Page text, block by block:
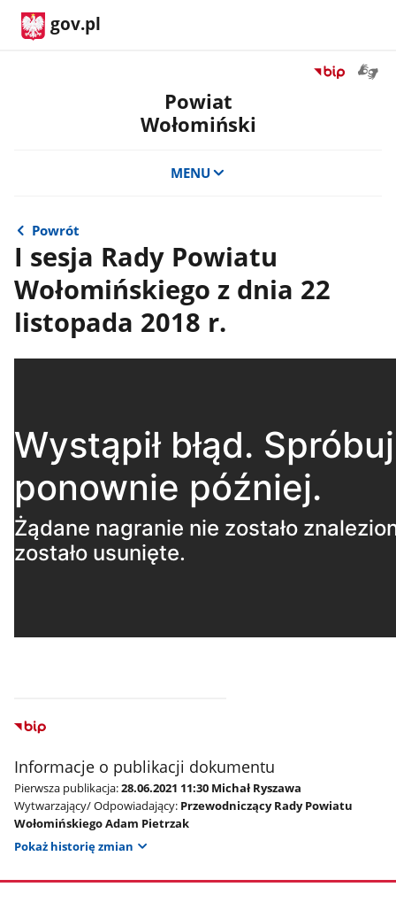
gov.pl
Przejdź
Powiat
Wołomiński
MENU
Powrót
I sesja Rady Powiatu
Wołomińskiego z dnia 22
listopada 2018 r.
Informacje o publikacji dokumentu
Pierwsza publikacja:28.06.2021 11:30 Michał Ryszawa
Wytwarzający/ Odpowiadający: Przewodniczący Rady Powiatu
Wołomińskiego Adam Pietrzak
Pokaż historię zmian